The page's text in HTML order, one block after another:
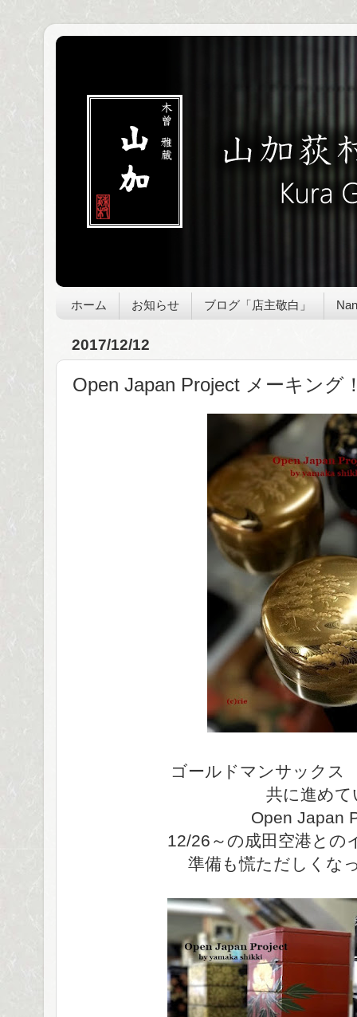
ホーム お知らせ ブログ「店主敬白」
2017/12/12
Open Japan Project メーキング
ゴールドマンサック
共に進めて
Open Japan
12/26～の成田空港との
準備も慌ただしくな